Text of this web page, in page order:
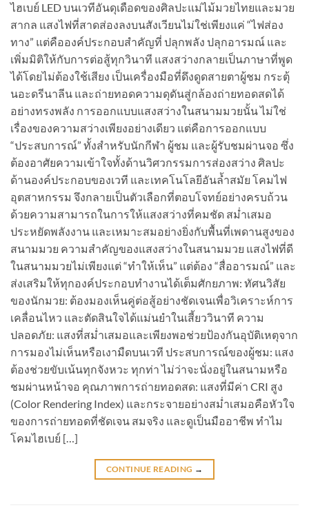
ไฮเบย์ LED บนเวทีอันดุเดือดของศิลปะแม่ไม้มวยไทยและมวย
สากล แสงไฟที่สาดส่องลงบนสังเวียนไม่ใช่เพียงแค่ “ไฟส่อง
ทาง” แต่คือองค์ประกอบสำคัญที่ ปลุกพลัง ปลุกอารมณ์ และ
เพิ่มมิติให้กับการต่อสู้ทุกวินาที แสงสว่างกลายเป็นภาษาที่พูด
ได้โดยไม่ต้องใช้เสียง เป็นเครื่องมือที่ดึงดูดสายตาผู้ชม กระตุ้
นอะดรีนาลีน และถ่ายทอดความดุดันสู่กล้องถ่ายทอดสดได้
อย่างทรงพลัง การออกแบบแสงสว่างในสนามมวยนั้น ไม่ใช่
เรื่องของความสว่างเพียงอย่างเดียว แต่คือการออกแบบ
“ประสบการณ์” ทั้งสำหรับนักกีฬา ผู้ชม และผู้รับชมผ่านจอ ซึ่ง
ต้องอาศัยความเข้าใจทั้งด้านวิศวกรรมการส่องสว่าง ศิลปะ
ด้านองค์ประกอบของเวที และเทคโนโลยีอันล้ำสมัย โคมไฟ
อุตสาหกรรม จึงกลายเป็นตัวเลือกที่ตอบโจทย์อย่างครบถ้วน
ด้วยความสามารถในการให้แสงสว่างที่คมชัด สม่ำเสมอ
ประหยัดพลังงาน และเหมาะสมอย่างยิ่งกับพื้นที่เพดานสูงของ
สนามมวย ความสำคัญของแสงสว่างในสนามมวย แสงไฟที่ดี
ในสนามมวยไม่เพียงแต่ “ทำให้เห็น” แต่ต้อง “สื่ออารมณ์” และ
ส่งเสริมให้ทุกองค์ประกอบทำงานได้เต็มศักยภาพ: ทัศนวิสัย
ของนักมวย: ต้องมองเห็นคู่ต่อสู้อย่างชัดเจนเพื่อวิเคราะห์การ
เคลื่อนไหว และตัดสินใจได้แม่นยำในเสี้ยววินาที ความ
ปลอดภัย: แสงที่สม่ำเสมอและเพียงพอช่วยป้องกันอุบัติเหตุจาก
การมองไม่เห็นหรือเงามืดบนเวที ประสบการณ์ของผู้ชม: แสง
ต้องช่วยขับเน้นทุกจังหวะ ทุกท่า ไม่ว่าจะนั่งอยู่ในสนามหรือ
ชมผ่านหน้าจอ คุณภาพการถ่ายทอดสด: แสงที่มีค่า CRI สูง
(Color Rendering Index) และกระจายอย่างสม่ำเสมอคือหัวใจ
ของการถ่ายทอดที่ชัดเจน สมจริง และดูเป็นมืออาชีพ ทำไม
โคมไฮเบย์ […]
CONTINUE READING →